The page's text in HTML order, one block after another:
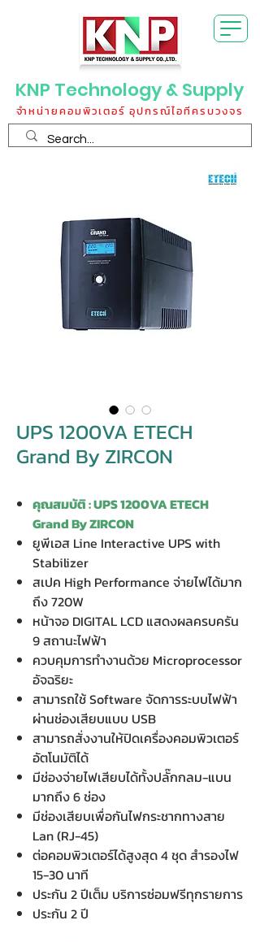
KNP Technology & Supply
จำหน่ายคอมพิวเตอร์ อุปกรณ์ไอทีครบวงจร
UPS 1200VA ETECH
Grand By ZIRCON
คุณสมบัติ : UPS 1200VA ETECH
Grand By ZIRCON
ยูพีเอส Line Interactive UPS with
Stabilizer
สเปค High Performance จ่ายไฟได้มาก
ถึง 720W
หน้าจอ DIGITAL LCD แสดงผลครบครัน
9 สถานะไฟฟ้า
ควบคุมการทำงานด้วย Microprocessor
อัจฉริยะ
สามารถใช้ Software จัดการระบบไฟฟ้า
ผ่านช่องเสียบแบบ USB
สามารถสั่งงานให้ปิดเครื่องคอมพิวเตอร์
อัตโนมัติได้
มีช่องจ่ายไฟเสียบได้ทั้งปลั๊กกลม-แบน
มากถึง 6 ช่อง
มีช่องเสียบเพื่อกันไฟกระชากทางสาย
Lan (RJ-45)
ต่อคอมพิวเตอร์ได้สูงสุด 4 ชุด สำรองไฟ
15-30 นาที
ประกัน 2 ปีเต็ม บริการซ่อมฟรีทุกรายการ
ประกัน 2 ปี